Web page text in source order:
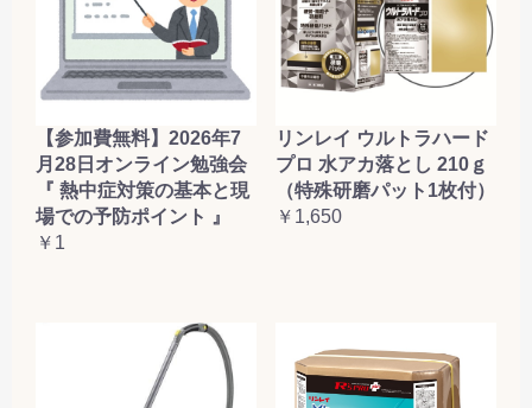
【参加費無料】2026年7
月28日オンライン勉強会
『 熱中症対策の基本と現
場での予防ポイント 』
￥1
リンレイ ウルトラハード
プロ 水アカ落とし 210ｇ
（特殊研磨パット1枚付）
￥1,650